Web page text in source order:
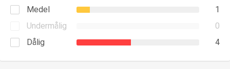
Medel
1
Undermålig
0
Dålig
4